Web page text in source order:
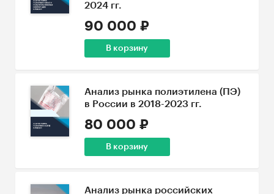
2024 гг.
90 000 ₽
В корзину
Анализ рынка полиэтилена (ПЭ)
в России в 2018-2023 гг.
80 000 ₽
В корзину
Анализ рынка российских